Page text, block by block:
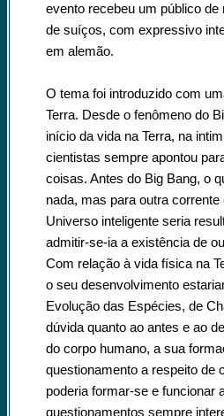
evento recebeu um público
de suíços, com expressivo
em alemão.
O tema foi introduzido com
Terra. Desde o fenômeno do
início da vida na Terra, na
cientistas sempre apontou
coisas. Antes do Big Bang, o
nada, mas para outra
Universo inteligente seria
admitir-se-ia a existência de
Com relação à vida física na
o seu desenvolvimento
Evolução das Espécies, de
dúvida quanto ao antes e ao
do corpo humano, a sua
questionamento a respeito de
poderia formar-se e funcionar
questionamentos sempre